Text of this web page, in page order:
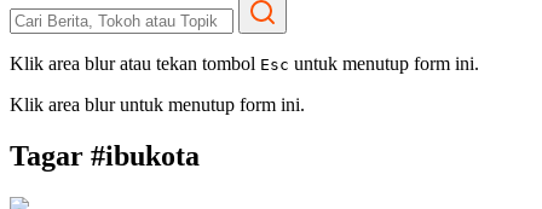
Klik area blur atau tekan tombol Esc untuk menutup form ini.
Klik area blur untuk menutup form ini.
Tagar #ibukota